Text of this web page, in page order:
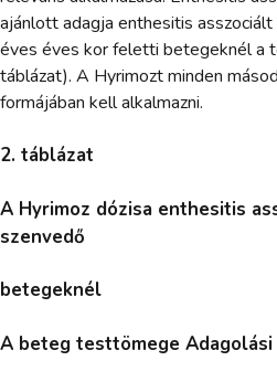
ajánlott adagja enthesitis
éves éves kor feletti betegeknél a
táblázat). A Hyrimozt minden
formájában kell alkalmazni.
2. táblázat
A Hyrimoz dózisa enthesitis
szenvedő
betegeknél
A beteg testtömege